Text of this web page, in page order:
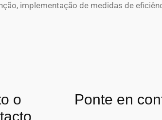
implementação de medidas de
o
Ponte en